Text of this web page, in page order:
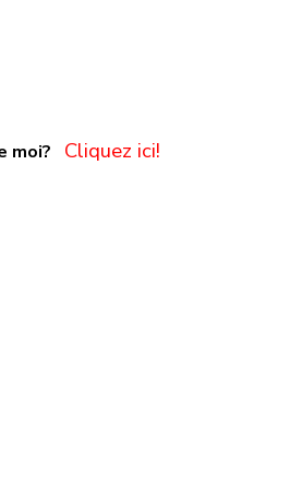
moi? Cliquez ici!